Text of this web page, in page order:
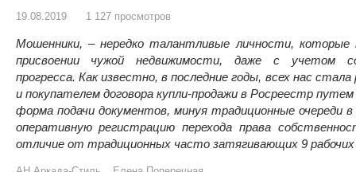
19.08.2019 1 127 просмотров
Мошенники, – нередко талантливые личности,
присвоении чужой недвижимости, даже с учетом
прогресса. Как известно, в последние годы, всех нас
и покупателем договора купли-продажи в Росреестр
форма подачи документов, минуя традиционные
оперативную регистрацию перехода права
отличие от традиционных часто затягивающих 9 рабочих